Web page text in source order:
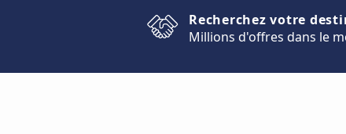
Recherchez votre
Millions d'offres dans le